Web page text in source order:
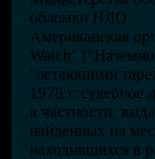
обломки НЛО.
Американская
Watch"
"летающими
1978 г. судебное
в частности,
найденных на
находившихся в